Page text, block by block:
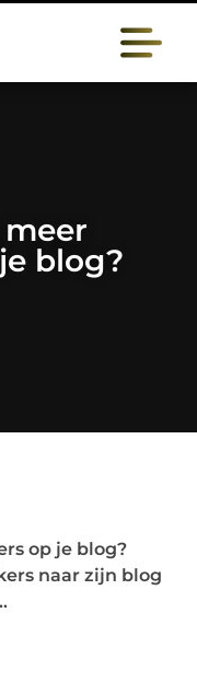
blog?
op je blog?
naar zijn blog